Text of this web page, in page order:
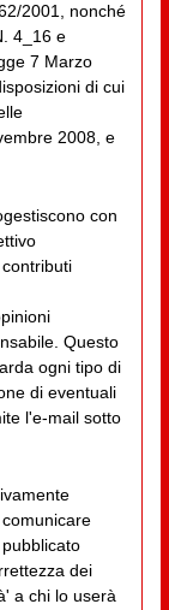
2001, nonché
4_16 e
7 Marzo
di cui
2008, e
con
Questo
ogni tipo di
di eventuali
l'e-mail sotto
dei
a chi lo userà